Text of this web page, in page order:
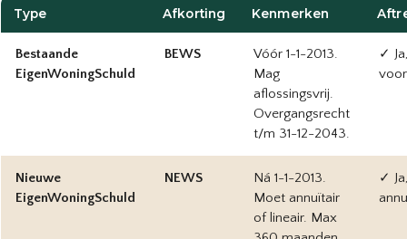
Type Afkorting Kenmerken
Bestaande
EigenWoningSchuld
BEWS
Vóór 1-1-2013.
Mag
aflossingsvrij.
Overgangsrecht
t/m 31-12-2043.
✓
Nieuwe
EigenWoningSchuld
NEWS
Ná 1-1-2013.
Moet annuïtair
of lineair. Max
✓